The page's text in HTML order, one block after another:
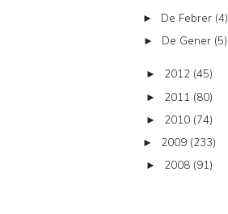
► De Febrer (4)
► De Gener (5)
► 2012 (45)
► 2011 (80)
► 2010 (74)
► 2009 (233)
► 2008 (91)